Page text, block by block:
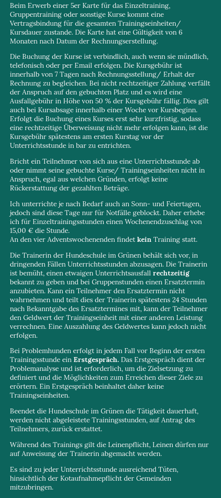
Beim Erwerb einer 5er Karte für das Einzeltraining,
Gruppentraining oder sonstige Kurse kommt eine
Vertragsbindung für die gesamten Trainingseinheiten/
Kursdauer zustande. Die Karte hat eine Gültigkeit von 6
Monaten nach Datum der Rechnungserstellung.
Die Buchung der Kurse ist verbindlich, auch wenn sie mündlich,
telefonisch oder per Email erfolgen. Die Kursgebühr ist
innerhalb von 7 Tagen nach Rechnungsstellung/ Erhalt der
Rechnung zu begleichen. Bei nicht rechtzeitiger Zahlung verfällt
der Anspruch auf den gebuchten Platz und es wird eine
Ausfallgebühr in Höhe von 50 % der Kursgebühr fällig. Dies gilt
auch bei Kursabsage innerhalb einer Woche vor Kursbeginn.
Erfolgt die Buchung eines Kurses erst sehr kurzfristig, sodass
eine rechtzeitige Überweisung nicht mehr erfolgen kann, ist die
Kursgebühr spätestens am ersten Kurstag vor der
Unterrichtsstunde in bar zu entrichten.
Bricht ein Teilnehmer von sich aus eine Unterrichtsstunde ab
oder nimmt seine gebuchte Kurse/ Trainingseinheiten nicht in
Anspruch, egal aus welchen Gründen, erfolgt keine
Rückerstattung der gezahlten Beträge.
Ich unterrichte je nach Bedarf auch an Sonn- und Feiertagen,
jedoch sind diese Tage nur für Notfälle geblockt. Daher erhebe
ich für Einzeltrainingsstunden einen Wochenendzuschlag von
15,00 € die Stunde.
An den vier Adventswochenenden findet kein Training statt.
Die Trainerin der Hundeschule im Grünen behält sich vor, in
dringenden Fällen Unterrichtsstunden abzusagen. Die Trainerin
ist bemüht, einen etwaigen Unterrichtsausfall rechtzeitig
bekannt zu geben und bei Gruppenstunden einen Ersatztermin
anzubieten. Kann ein Teilnehmer den Ersatztermin nicht
wahrnehmen und teilt dies der Trainerin spätestens 24 Stunden
nach Bekanntgabe des Ersatztermines mit, kann der Teilnehmer
den Geldwert der Trainingseinheit mit einer anderen Leistung
verrechnen. Eine Auszahlung des Geldwertes kann jedoch nicht
erfolgen.
Bei Problemhunden erfolgt in jedem Fall vor Beginn der ersten
Trainingsstunde ein Erstgespräch. Das Erstgespräch dient der
Problemanalyse und ist erforderlich, um die Zielsetzung zu
definiert und die Möglichkeiten zum Erreichen dieser Ziele zu
erörtern. Ein Erstgespräch beinhaltet daher keine
Trainingseinheiten.
Beendet die Hundeschule im Grünen die Tätigkeit dauerhaft,
werden nicht abgeleistete Trainingsstunden, auf Antrag des
Teilnehmers, zurück erstattet.
Während des Trainings gilt die Leinenpflicht, Leinen dürfen nur
auf Anweisung der Trainerin abgemacht werden.
Es sind zu jeder Unterrichtsstunde ausreichend Tüten,
hinsichtlich der Kotaufnahmepflicht der Gemeinden
mitzubringen.